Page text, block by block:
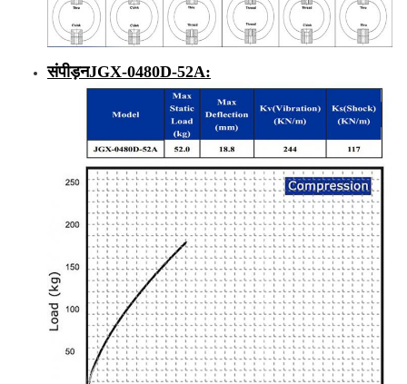
संपीड़नJGX-0480D-52A: